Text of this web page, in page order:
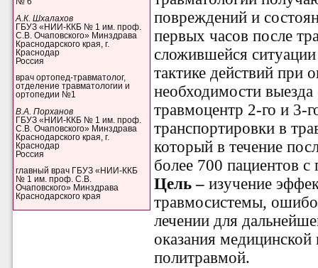
А.К. Шхалахов
ГБУЗ «НИИ-ККБ № 1 им. проф.
С.В. Очаповского» Минздрава
Краснодарского края, г.
Краснодар
Россия
врач ортопед-травматолог,
отделение травматологии и
ортопедии №1
В.А. Порханов
ГБУЗ «НИИ-ККБ № 1 им. проф.
С.В. Очаповского» Минздрава
Краснодарского края, г.
Краснодар
Россия
главный врач ГБУЗ «НИИ-ККБ
№ 1 им. проф. С.В.
Очаповского» Минздрава
Краснодарского края
повреждений и
первых часов после
сложившейся
тактике действий при
необходимости
травмоцентр 2-го и 3-
транспортировки в
который в течение
более 700 пациентов
Цель –изучение
травмосистемы,
лечении для
оказания
политравмой.